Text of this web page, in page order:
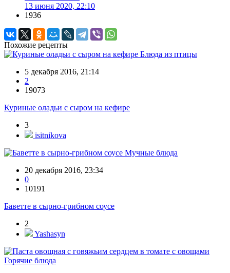
13 июня 2020, 22:10
1936
Похожие рецепты
Блюда из птицы
5 декабря 2016, 21:14
2
19073
Куриные оладьи с сыром на кефире
3
isitnikova
Мучные блюда
20 декабря 2016, 23:34
0
10191
Баветте в сырно-грибном соусе
2
Yashasyn
Горячие блюда